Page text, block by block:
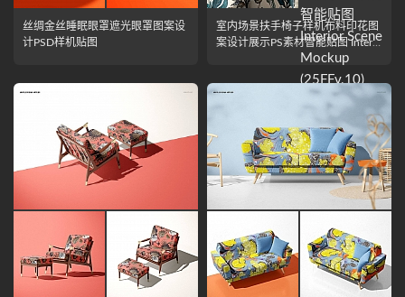
丝绸金丝睡眠眼罩遮光眼罩图案设
计PSD样机贴图
室内场景扶手椅子样机布料印花图
案设计展示PS素材智能贴图 Interio
r Scene Mockup (25FFv.10)